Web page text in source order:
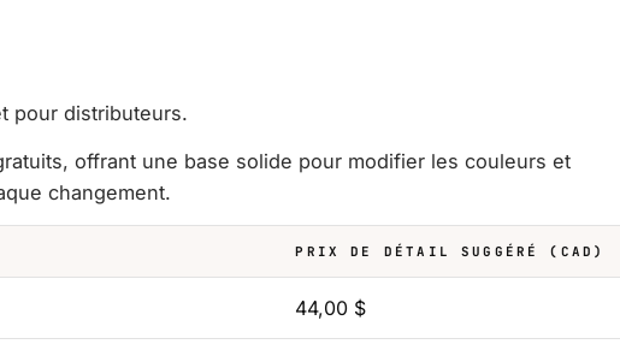
pour distributeurs.
offrant une base solide pour modifier les couleurs et
changement.
PRIX DE DÉTAIL SUGGÉRÉ (CAD)
44,00 $